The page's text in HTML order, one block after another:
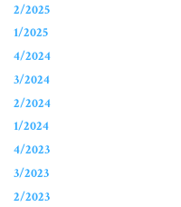
2/2025
1/2025
4/2024
3/2024
2/2024
1/2024
4/2023
3/2023
2/2023